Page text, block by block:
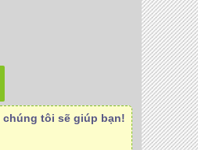
chúng tôi sẽ giúp bạn!